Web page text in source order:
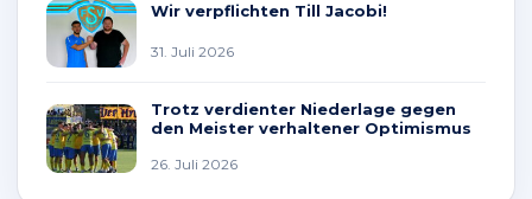
Wir verpflichten Till Jacobi!
31. Juli 2026
Trotz verdienter Niederlage gegen
den Meister verhaltener Optimismus
26. Juli 2026